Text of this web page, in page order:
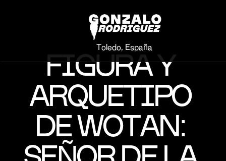
Toledo, España
FIGURA Y
ARQUETIPO
DE WOTAN: